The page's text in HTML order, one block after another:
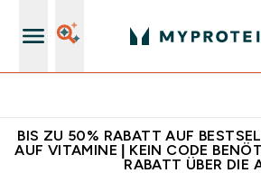
BIS ZU 50% RABATT AUF
AUF VITAMINE | KEIN CODE
RABATT ÜBER DIE